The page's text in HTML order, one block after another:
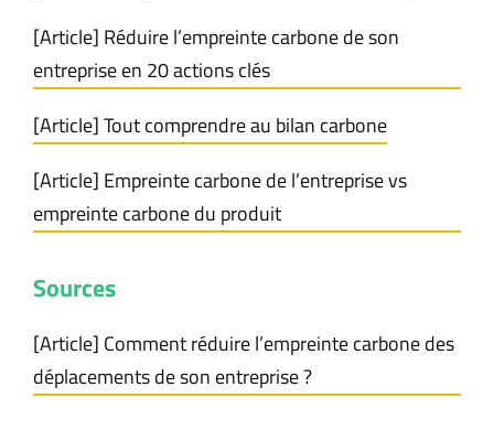
[Article] Réduire l’empreinte carbone de son
entreprise en 20 actions clés
[Article] Tout comprendre au bilan carbone
[Article] Empreinte carbone de l’entreprise vs
empreinte carbone du produit
Sources
[Article] Comment réduire l’empreinte carbone des
déplacements de son entreprise ?